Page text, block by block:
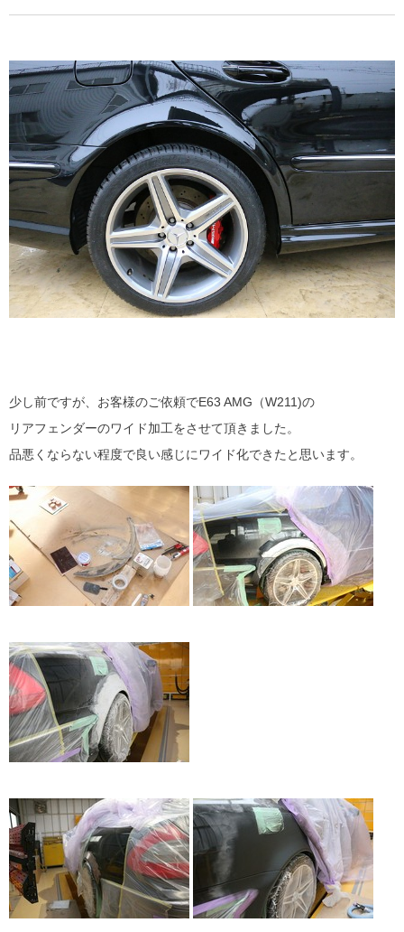
少し前ですが、お客様のご依頼でE63 AMG（W211)の
リアフェンダーのワイド加工をさせて頂きました。
品悪くならない程度で良い感じにワイド化できたと思います。